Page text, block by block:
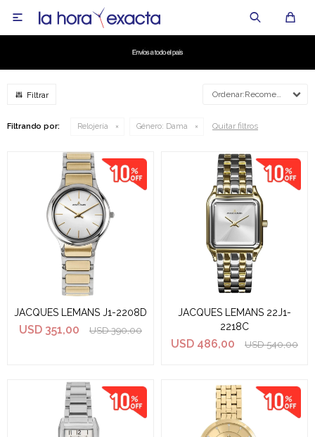

Recomendados
Filtrando por: Relojería Género: Dama Quitar filtros
JACQUES LEMANS J1-2208D
USD 351,00 USD 390,00
JACQUES LEMANS 22J1-
2218C
USD 486,00 USD 540,00